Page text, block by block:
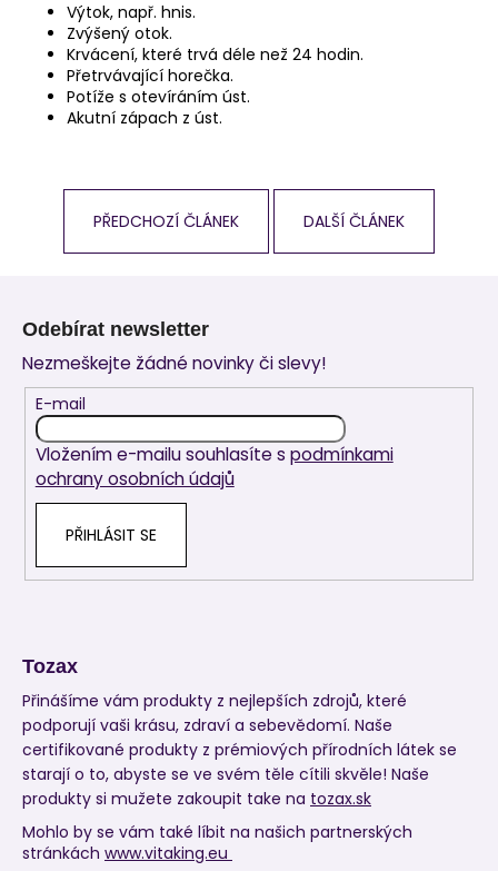
Výtok, např. hnis.
Zvýšený otok.
Krvácení, které trvá déle než 24 hodin.
Přetrvávající horečka.
Potíže s otevíráním úst.
Akutní zápach z úst.
PŘEDCHOZÍ ČLÁNEK DALŠÍ ČLÁNEK
Odebírat newsletter
Nezmeškejte žádné novinky či slevy!
E-mail
Vložením e-mailu souhlasíte s podmínkami
ochrany osobních údajů
PŘIHLÁSIT SE
Tozax
Přinášíme vám produkty z nejlepších zdrojů, které
podporují vaši krásu, zdraví a sebevědomí. Naše
certifikované produkty z prémiových přírodních látek se
starají o to, abyste se ve svém těle cítili skvěle! Naše
produkty si mužete zakoupit take na tozax.sk
Mohlo by se vám také líbit na našich partnerských
stránkách www.vitaking.eu